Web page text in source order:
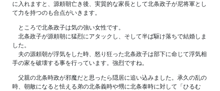
に入れますと、源頼朝亡き後、実質的な家長として北条政子が尼将軍とし
て力を持つのも合点がいきます。
ところで北条政子は気の強い女性です。
北条政子が源頼朝に猛烈にアタックし、そして半ば駆け落ちで結婚しま
した。
夫の源頼朝が浮気をした時、怒り狂った北条政子は部下に命じて浮気相
手の家を破壊する事を行っています。強烈ですね。
父親の北条時政が邪魔だと思ったら隠居に追い込みました。承久の乱の
時、朝敵になると怯える弟の北条義時や甥に北条泰時に対して「ひるむ